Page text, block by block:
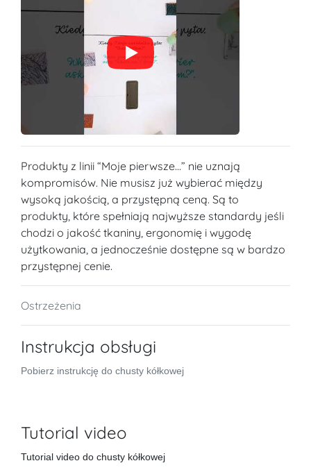
Produkty z linii “Moje pierwsze...” nie uznają
kompromisów. Nie musisz już wybierać między
wysoką jakością, a przystępną ceną. Są to
produkty, które spełniają najwyższe standardy jeśli
chodzi o jakość tkaniny, ergonomię i wygodę
użytkowania, a jednocześnie dostępne są w bardzo
przystępnej cenie.
Ostrzeżenia
Instrukcja obsługi
Pobierz instrukcję do chusty kółkowej
Tutorial video
Tutorial video do chusty kółkowej